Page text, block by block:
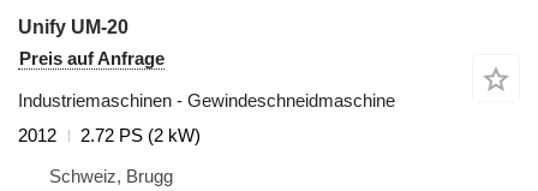
Unify UM-20
Preis auf Anfrage
Industriemaschinen - Gewindeschneidmaschine
2012
2.72 PS (2 kW)
Schweiz, Brugg